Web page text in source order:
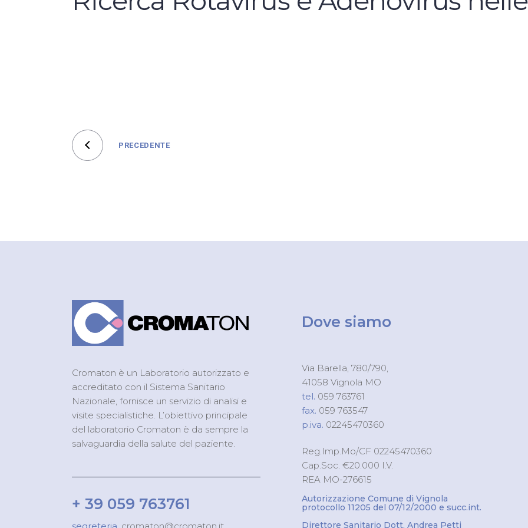
PRECEDENTE
Cromaton è un Laboratorio autorizzato e
accreditato con il Sistema Sanitario
Nazionale, fornisce un servizio di analisi e
visite specialistiche. L’obiettivo principale
del laboratorio Cromaton è da sempre la
salvaguardia della salute del paziente.
+ 39 059 763761
segreteria. cromaton@cromaton.it
Dove siamo
Via Barella, 780/790,
41058 Vignola MO
tel. 059 763761
fax. 059 763547
p.iva. 02245470360
Reg.Imp.Mo/CF 02245470360
Cap.Soc. €20.000 I.V.
REA MO-276615
Autorizzazione Comune di Vignola
protocollo 11205 del 07/12/2000 e succ.int.
Direttore Sanitario Dott. Andrea Petti